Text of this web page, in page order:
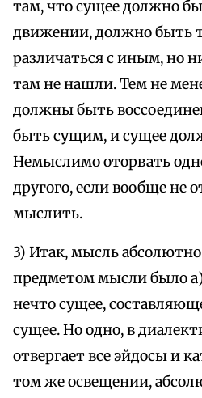
там, что сущее должно
движении, должно быть
различаться с иным, но
там не нашли. Тем не
должны быть
быть сущим, и сущее
Немыслимо оторвать
другого, если вообще не
мыслить.
3) Итак, мысль
предметом мысли было
нечто сущее,
сущее. Но одно, в
отвергает все эйдосы и
том же освещении,